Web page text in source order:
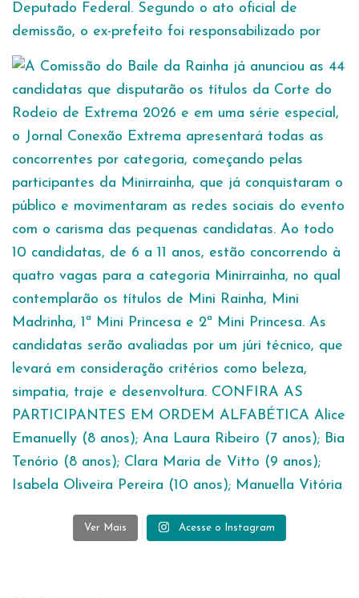
Ver Mais Acesse o Instagram